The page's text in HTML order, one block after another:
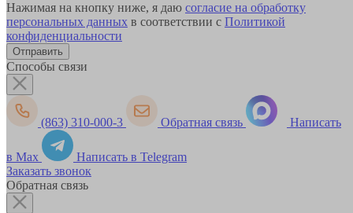
Нажимая на кнопку ниже, я даю согласие на обработку
персональных данных в соответствии с Политикой
конфиденциальности
Способы связи
(863) 310-000-3 Обратная связь Написать
в Max
Написать в Telegram
Заказать звонок
Обратная связь